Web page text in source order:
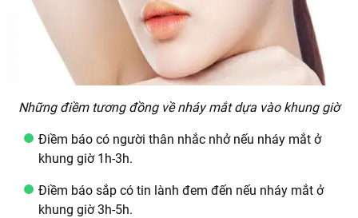
Những điềm tương đồng về nháy mắt dựa vào khung giờ
Điềm báo có người thân nhắc nhở nếu nháy mắt ở
khung giờ 1h-3h.
Điềm báo sắp có tin lành đem đến nếu nháy mắt ở
khung giờ 3h-5h.